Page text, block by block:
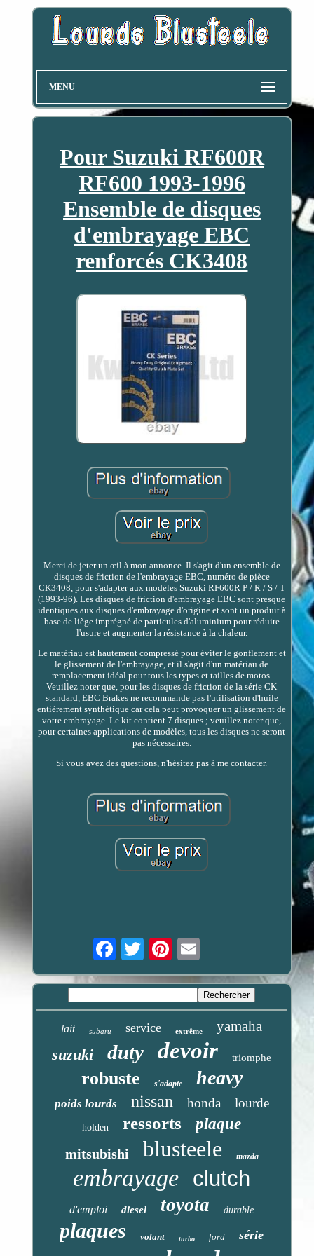
MENU
Pour Suzuki RF600R
RF600 1993-1996
Ensemble de disques
d'embrayage EBC
renforcés CK3408
Merci de jeter un œil à mon annonce. Il s'agit d'un ensemble de
disques de friction de l'embrayage EBC, numéro de pièce
CK3408, pour s'adapter aux modèles Suzuki RF600R P / R / S / T
(1993-96). Les disques de friction d'embrayage EBC sont presque
identiques aux disques d'embrayage d'origine et sont un produit à
base de liège imprégné de particules d'aluminium pour réduire
l'usure et augmenter la résistance à la chaleur.
Le matériau est hautement compressé pour éviter le gonflement et
le glissement de l'embrayage, et il s'agit d'un matériau de
remplacement idéal pour tous les types et tailles de motos.
Veuillez noter que, pour les disques de friction de la série CK
standard, EBC Brakes ne recommande pas l'utilisation d'huile
entièrement synthétique car cela peut provoquer un glissement de
votre embrayage. Le kit contient 7 disques ; veuillez noter que,
pour certaines applications de modèles, tous les disques ne seront
pas nécessaires.
Si vous avez des questions, n'hésitez pas à me contacter.
Email
lait subaru service extrême yamaha
suzuki duty devoir triomphe
robuste s'adapte heavy
poids lourds nissan honda lourde
holden ressorts plaque
mitsubishi blusteele mazda
embrayage clutch
d'emploi diesel toyota durable
plaques volant turbo ford série